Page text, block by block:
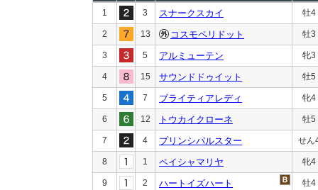
1 3 スナークスカイ 牡4
2 13 コスモペリドット 牡3
3 5 アルミューテン 牝3
4 15 サウンドドゥイット 牡5
5 7 ブライティアレディ 牝4
6 12 トウカイクローネ 牡5
7 4 プリンシパルスター せん
8 1 ペイシャマリヤ 牝4
9 2 ハートイズハート 牡4